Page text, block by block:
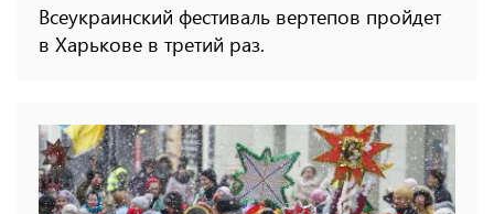
Всеукраинский фестиваль вертепов пройдет
в Харькове в третий раз.